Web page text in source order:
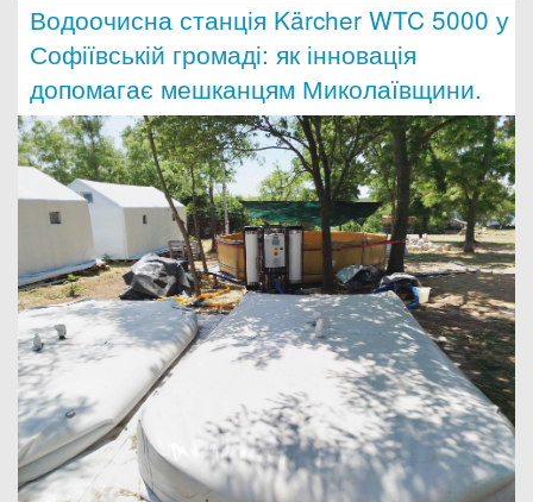
Водоочисна станція Kärcher WTC 5000 у
Софіївській громаді: як інновація
допомагає мешканцям Миколаївщини.